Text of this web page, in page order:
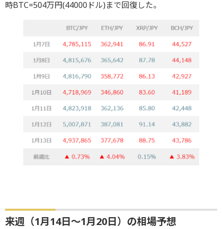
時BTC=504万円(44000ドル)まで回復した。
来週（1月14日～1月20日）の相場予想